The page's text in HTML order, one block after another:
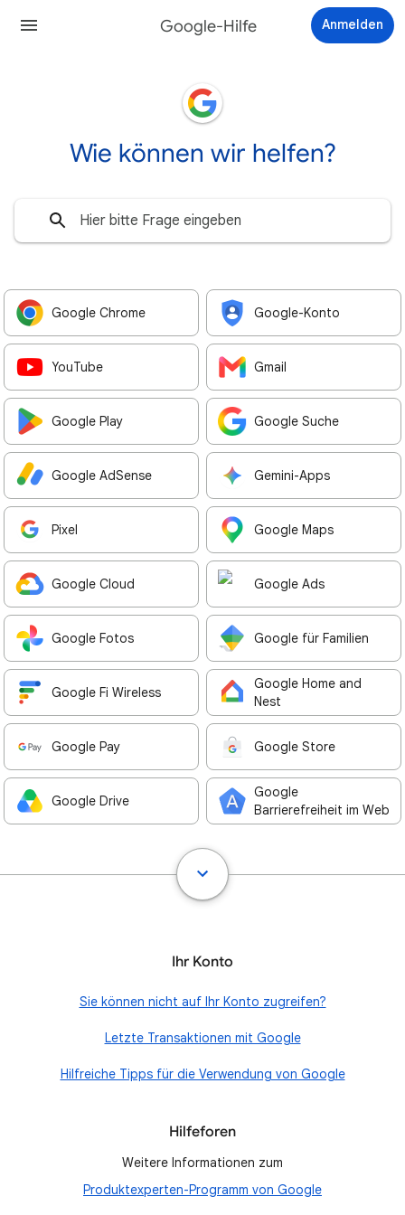
Google-Hilfe Anmelden
Wie können wir helfen?
Google Chrome Google-Konto
YouTube Gmail
Google Play Google Suche
Google AdSense Gemini-Apps
Pixel Google Maps
Google Cloud Google Ads
Google Fotos Google für Familien
Google Fi Wireless
Google Home and
Nest
Google Pay Google Store
Google Drive
Google
Barrierefreiheit im Web
Ihr Konto
Sie können nicht auf Ihr Konto zugreifen?
Letzte Transaktionen mit Google
Hilfreiche Tipps für die Verwendung von Google
Hilfeforen
Weitere Informationen zum
Produktexperten-Programm von Google